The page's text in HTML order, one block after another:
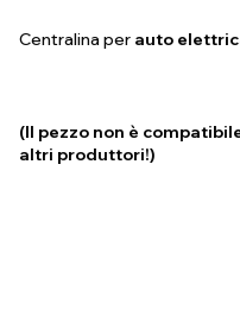
Centralina per auto
(Il pezzo non è
altri produttori!)